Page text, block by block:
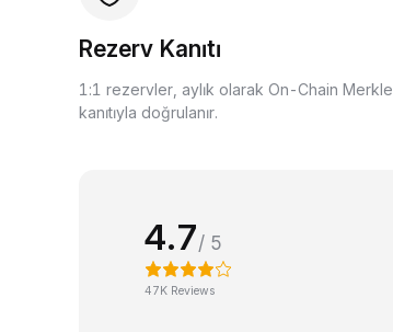
Rezerv Kanıtı
1:1 rezervler, aylık olarak On-Chain Merkle
kanıtıyla doğrulanır.
4.7/ 5
47K Reviews